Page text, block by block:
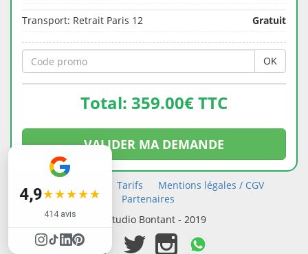
Transport: Retrait Paris 12 Gratuit
OK
Total: 359.00€ TTC
VALIDER MA DEMANDE
Nous contacter Tarifs
Mentions légales / CGV
Partenaires
© Studio Bontant - 2019
4,9★★★★★
★★★★★
414 avis